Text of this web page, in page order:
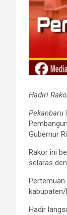
Hadiri
Pekanbaru
Gubernur
Rakor ini
selaras
Hadir